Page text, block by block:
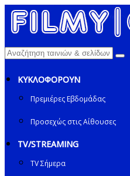
ΚΥΚΛΟΦΟΡΟΥΝ
Πρεμιέρες Εβδομάδας
Προσεχώς στις Αίθουσες
TV/STREAMING
TV Σήμερα